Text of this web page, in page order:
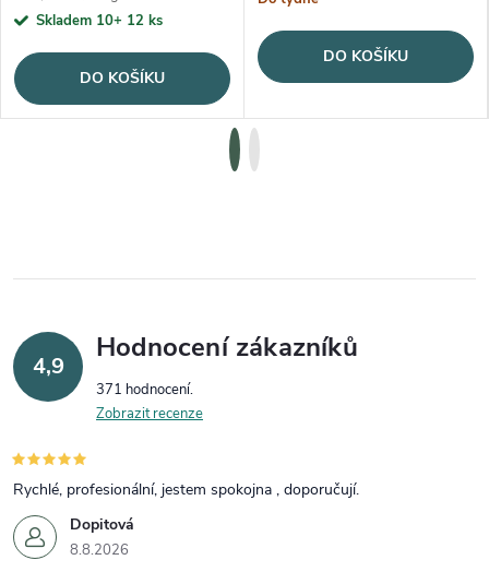
Skladem 10+ 12 ks
DO KOŠÍKU
DO KOŠÍKU
4,9
Hodnocení zákazníků
371 hodnocení
Zobrazit recenze
Dopitová
8.8.2026
Rychlé, profesionální, jestem spokojna , doporučují.